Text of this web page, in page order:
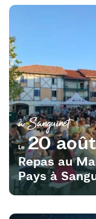
à Sanguinet
Le20 août
Repas au
Pays à